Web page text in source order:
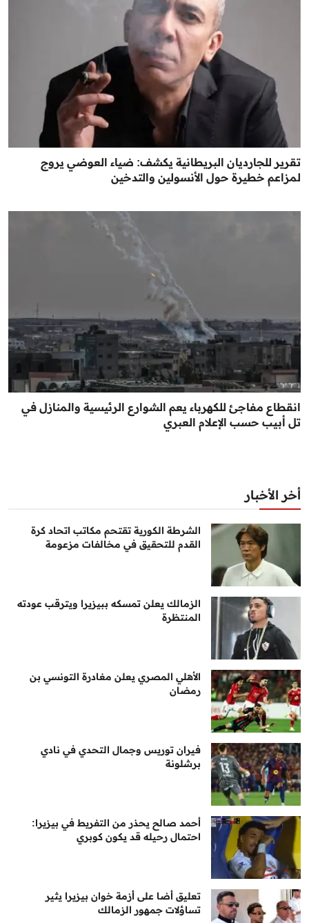
تقرير للجارديان البريطانية يكشف: ضياء العوضي يروج
لمزاعم خطيرة حول الأنسولين والتدخين
انقطاع مفاجئ للكهرباء يعم الشوارع الرئيسية والمنازل في
تل أبيب حسب الإعلام العبري
أخر الأخبار
الشرطة الكورية تقتحم مكاتب اتحاد كرة
القدم للتحقيق في مخالفات مزعومة
الزمالك يعلن تمسكه ببيزيرا ويترقب عودته
المنتظرة
الأهلي المصري يعلن مغادرة التونسي بن
رمضان
فيران توريس وجمال التحدي في نادي
برشلونة
أحمد صالح يحذر من التفريط في بيزيرا:
احتمال رحيله قد يكون كوبري
تعليق أضا على أزمة خوان بيزيرا يثير
تساؤلات جمهور الزمالك